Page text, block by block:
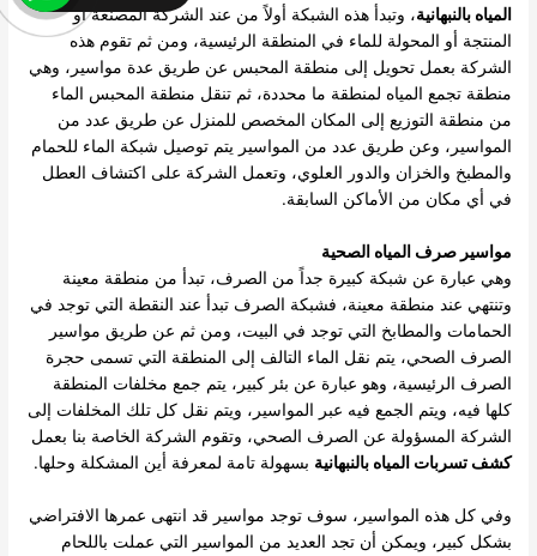
المياه بالنبهانية، وتبدأ هذه الشبكة أولاً من عند الشركة المصنعة أو
المنتجة أو المحولة للماء في المنطقة الرئيسية، ومن ثم تقوم هذه
الشركة بعمل تحويل إلى منطقة المحبس عن طريق عدة مواسير، وهي
منطقة تجمع المياه لمنطقة ما محددة، ثم تنقل منطقة المحبس الماء
من منطقة التوزيع إلى المكان المخصص للمنزل عن طريق عدد من
المواسير، وعن طريق عدد من المواسير يتم توصيل شبكة الماء للحمام
والمطبخ والخزان والدور العلوي، وتعمل الشركة على اكتشاف العطل
في أي مكان من الأماكن السابقة.
مواسير صرف المياه الصحية
وهي عبارة عن شبكة كبيرة جداً من الصرف، تبدأ من منطقة معينة
وتنتهي عند منطقة معينة، فشبكة الصرف تبدأ عند النقطة التي توجد في
الحمامات والمطابخ التي توجد في البيت، ومن ثم عن طريق مواسير
الصرف الصحي، يتم نقل الماء التالف إلى المنطقة التي تسمى حجرة
الصرف الرئيسية، وهو عبارة عن بئر كبير، يتم جمع مخلفات المنطقة
كلها فيه، ويتم الجمع فيه عبر المواسير، ويتم نقل كل تلك المخلفات إلى
الشركة المسؤولة عن الصرف الصحي، وتقوم الشركة الخاصة بنا بعمل
كشف تسربات المياه بالنبهانية بسهولة تامة لمعرفة أين المشكلة وحلها.
وفي كل هذه المواسير، سوف توجد مواسير قد انتهى عمرها الافتراضي
بشكل كبير، ويمكن أن تجد العديد من المواسير التي عملت باللحام